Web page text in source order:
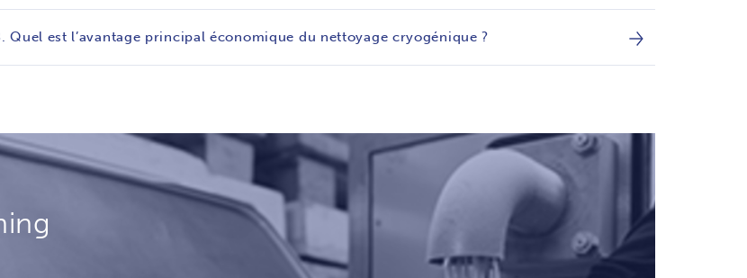
Quel est l’avantage principal économique du nettoyage cryogénique ?